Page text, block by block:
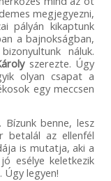
megjegyezni,
pályán kikaptunk
a bajnokságban,
náluk.
szerezte. Úgy
olyan csapat a
egy meccsen
benne, lesz
betalál az ellenfél
is mutatja, aki a
esélye keletkezik
legyen!